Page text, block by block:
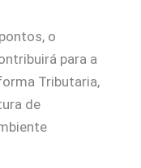
o
para a
Tributaria,
de